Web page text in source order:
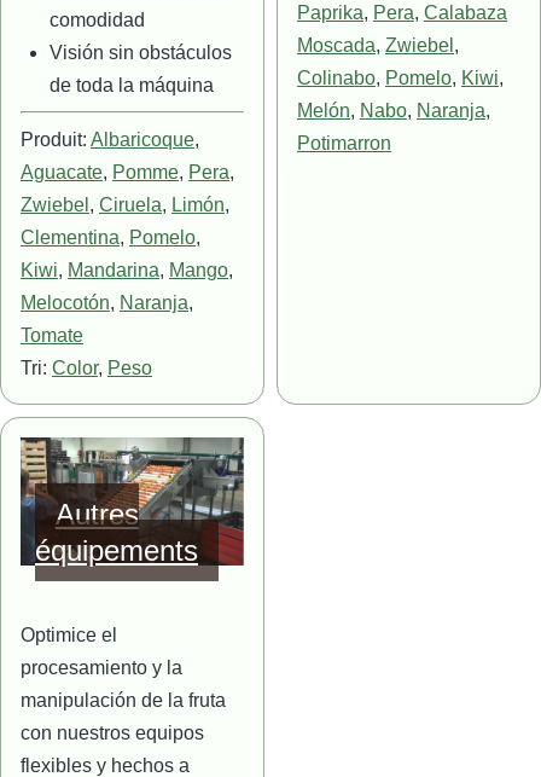
comodidad
Visión sin obstáculos
de toda la máquina
Produit: Albaricoque,
Aguacate, Pomme, Pera,
Zwiebel , Ciruela, Limón,
Clementina, Pomelo,
Kiwi, Mandarina, Mango,
Melocotón, Naranja,
Tomate
Tri: Color, Peso
Paprika, Pera, Calabaza
Moscada, Zwiebel ,
Colinabo, Pomelo, Kiwi,
Melón, Nabo, Naranja,
Potimarron
Imagen
Autres
équipements
Optimice el
procesamiento y la
manipulación de la fruta
con nuestros equipos
flexibles y hechos a